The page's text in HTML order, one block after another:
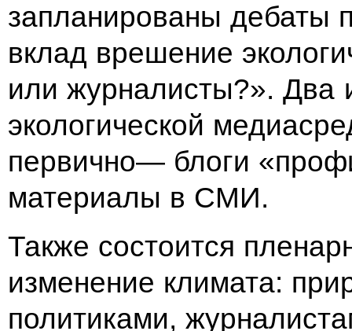
запланированы дебаты
вклад врешение
или журналисты?». Два
экологической
первично— блоги
материалы в СМИ.
Также состоится
изменение климата:
политиками,